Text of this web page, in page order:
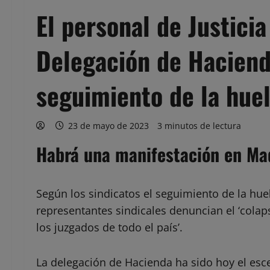
El personal de
Delegación de
seguimiento de la
23 de mayo de 2023 3 minutos de lectura
Habrá una manifestación en
Según los sindicatos el seguimiento de la
representantes sindicales denuncian el
los juzgados de todo el país’.
La delegación de Hacienda ha sido hoy el